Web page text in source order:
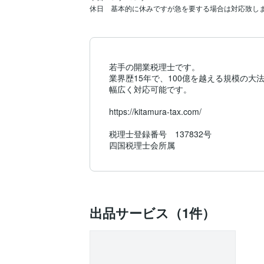
休日　基本的に休みですが急を要する場合は対応致しま
若手の開業税理士です。
業界歴15年で、100億を越える規模の大
幅広く対応可能です。
https://kitamura-tax.com/
税理士登録番号　137832号
四国税理士会所属
出品サービス（1件）